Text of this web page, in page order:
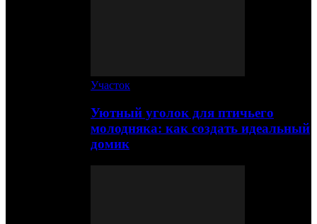
Участок
Уютный уголок для птичьего
молодняка: как создать идеальный
домик